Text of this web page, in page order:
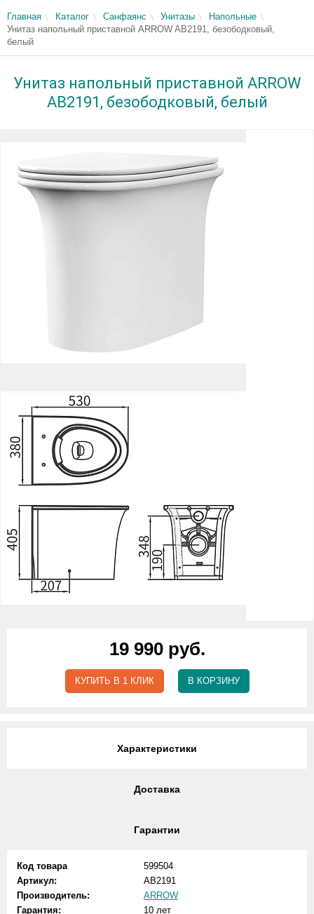
Главная Каталог Санфаянс Унитазы
Напольные
Унитаз напольный приставной ARROW AB2191, безободковый,
белый
Унитаз напольный приставной ARROW
AB2191, безободковый, белый
19 990 руб.
КУПИТЬ В 1 КЛИК В КОРЗИНУ
Характеристики
Доставка
Гарантии
Код товара
599504
Артикул:
AB2191
Производитель:
ARROW
Гарантия:
10 лет